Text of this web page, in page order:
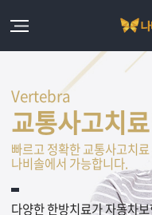
Vertebra
교통사고치료
빠르고 정확한 교통사고치료
나비솔에서 가능합니다.
다양한 한방치료가 자동차